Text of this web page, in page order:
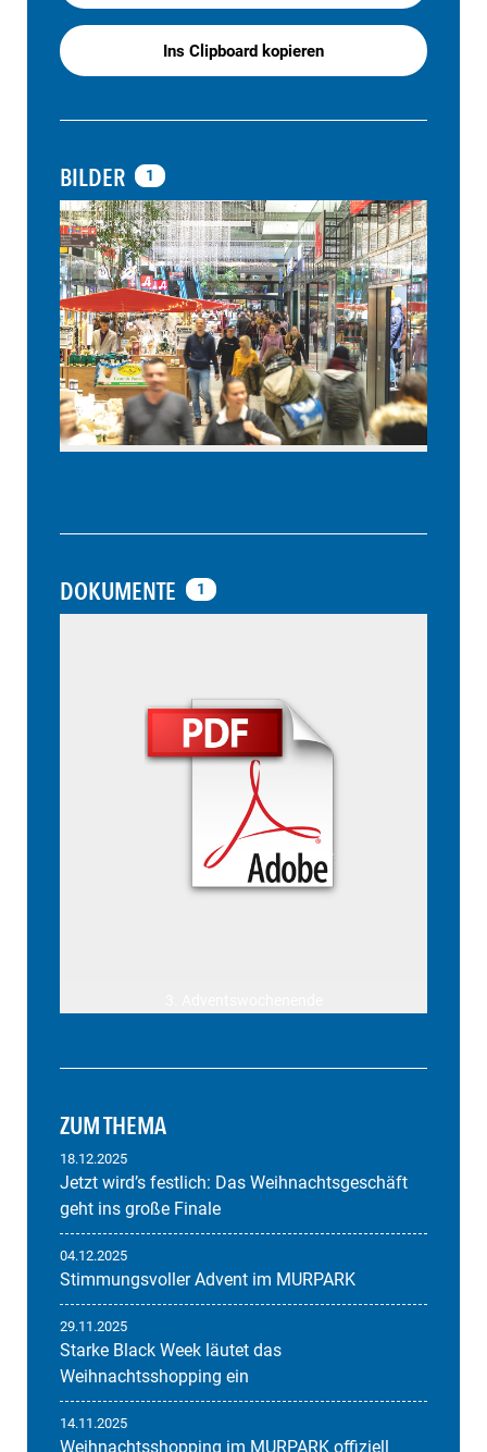
Ins Clipboard kopieren
BILDER 1
DOKUMENTE 1
ZUM THEMA
18.12.2025
Jetzt wird’s festlich: Das Weihnachtsgeschäft
geht ins große Finale
04.12.2025
Stimmungsvoller Advent im MURPARK
29.11.2025
Starke Black Week läutet das
Weihnachtsshopping ein
14.11.2025
Weihnachtsshopping im MURPARK offiziell